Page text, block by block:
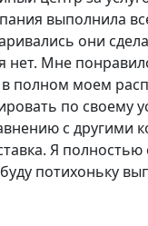
выполнила
они
нет. Мне
полном моем
по своему
с другими
Я полностью
потихоньку